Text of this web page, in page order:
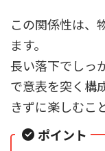
この関係性は、
ます。
長い落下でしっ
で意表を突く構
きずに楽しむこ
ポイント